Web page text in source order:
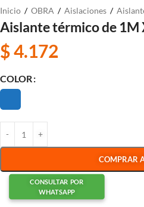
Inicio / OBRA / Aislaciones /
Aislante térmico de 1M
$4.172
COLOR
COMPRAR
CONSULTAR POR
WHATSAPP